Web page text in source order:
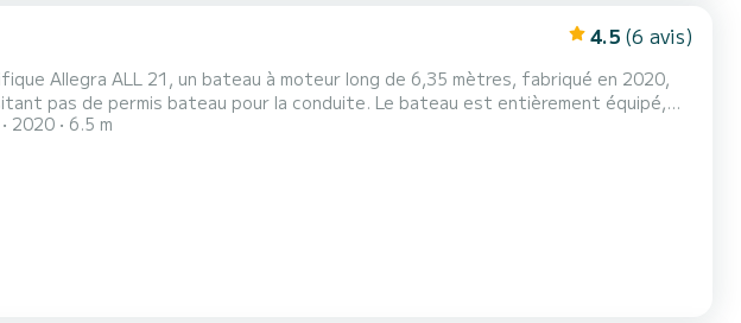
4.5 (6 avis)
Allegra ALL 21, un bateau à moteur long de 6,35 mètres, fabriqué en 2020,
pas de permis bateau pour la conduite. Le bateau est entièrement équipé,
acier inoxydable à l'avant et à l'arrière, coussins, pare-brise, taud, douche,
2020 6.5 m